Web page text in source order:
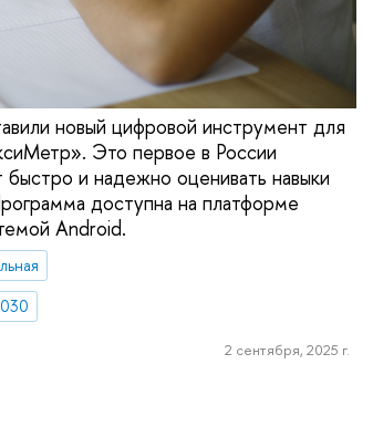
новый цифровой инструмент для
Это первое в России
и надежно оценивать навыки
доступна на платформе
Android.
2 сентября, 2025 г.